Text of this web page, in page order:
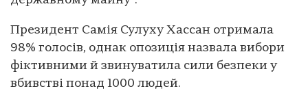
Президент Самія Сулуху Хассан отримала
98% голосів, однак опозиція назвала вибори
фіктивними й звинуватила сили безпеки у
вбивстві понад 1000 людей.